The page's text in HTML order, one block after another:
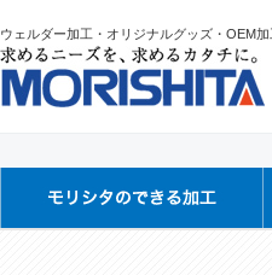
ウェルダー加工・オリジナルグッズ・OEM